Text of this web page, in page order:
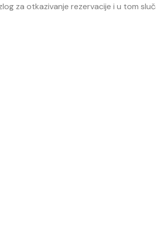
za otkazivanje rezervacije i u tom